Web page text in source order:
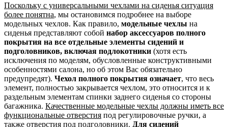
Поскольку с универсальными чехлами на сиденья ситуация
более понятна, мы остановимся подробнее на выборе
модельных чехлов. Как правило, модельные чехлы на
сиденья представляют собой набор аксессуаров полного
покрытия на все отдельные элементы сидений и
подголовников, включая подлокотники (хотя есть
исключения по моделям, обусловленные конструктивными
особенностями салона, но об этом Вас обязательно
предупредят). Чехол полного покрытия означает, что весь
элемент, полностью закрывается чехлом, это относится и к
раздельным элементам спинки заднего сиденья со стороны
багажника. Качественные модельные чехлы должны иметь все
функциональные отверстия под регулировочные ручки, а
также отверстия под подголовники. Для сидений